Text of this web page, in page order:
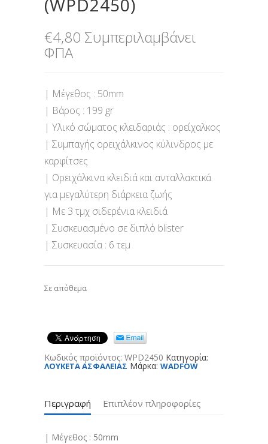
(WPD2450)
€4,80 Συμπεριλαμβάνει
ΦΠΑ
| Μέγεθος : 50mm
| Βάρος : 199 gr
| Υλικό σώματος κλειδαριάς : ορείχαλκος
| Συμπαγής ορειχάλκινος κύλινδρος με
καρφίτσες
| Ορειχάλκινα κλειδιά και ανταλλακτικά
για μεγαλύτερη διάρκεια ζωής
| Με 3 τμχ σιδερένια κλειδιά
| Συσκευασμένο σε διπλό blister
| Συσκευασία : 6 τεμ
Σε απόθεμα
Κωδικός προϊόντος: WPD2450 Κατηγορία:
ΛΟΥΚΕΤΑ ΑΣΦΑΛΕΙΑΣ Μάρκα: WADFOW
Περιγραφή Επιπλέον πληροφορίες
| Μέγεθος : 50mm